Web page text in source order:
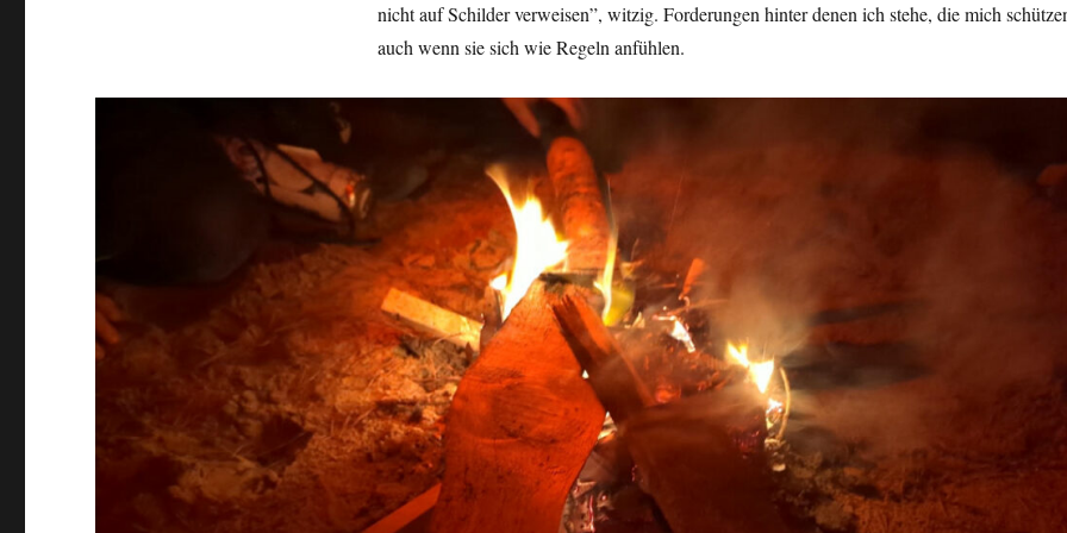
nicht auf Schilder verweisen”, witzig. Forderungen hinter denen ich stehe, die mich
auch wenn sie sich wie Regeln anfühlen.